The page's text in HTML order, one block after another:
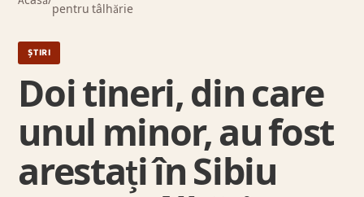
pentru tâlhărie
ȘTIRI
Doi tineri, din care
unul minor, au fost
arestați în Sibiu